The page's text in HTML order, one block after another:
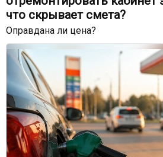
что скрывает смета?
Оправдана ли цена?